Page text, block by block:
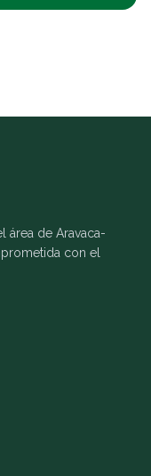
área de Aravaca-
con el